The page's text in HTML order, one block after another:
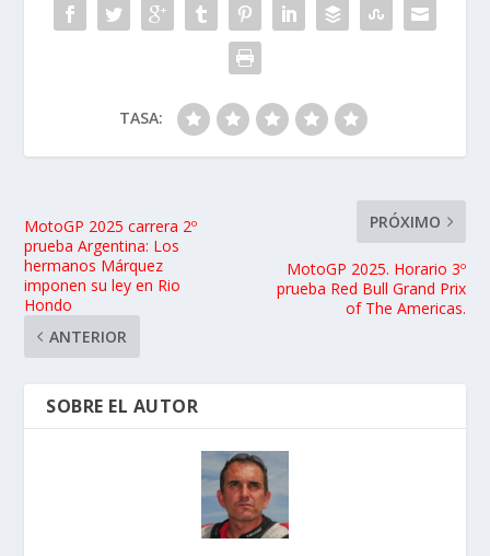
TASA:
MotoGP 2025 carrera 2º
prueba Argentina: Los
hermanos Márquez
imponen su ley en Rio
Hondo
ANTERIOR
PRÓXIMO
MotoGP 2025. Horario 3º
prueba Red Bull Grand Prix
of The Americas.
SOBRE EL AUTOR